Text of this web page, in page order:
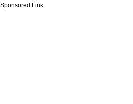
Sponsored Link